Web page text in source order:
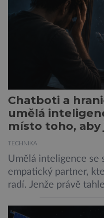
sítí […]
Chatboti a
umělá
místo toho, aby
TECHNIKA
Umělá inteligence se
empatický partner,
radí. Jenže právě
z City University of